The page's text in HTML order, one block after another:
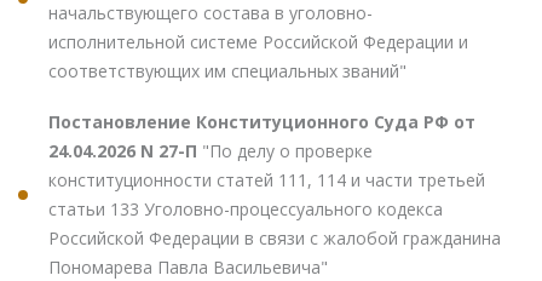
начальствующего состава в уголовно-
исполнительной системе Российской Федерации и
соответствующих им специальных званий"
Постановление Конституционного Суда РФ от
24.04.2026 N 27-П "По делу о проверке
конституционности статей 111, 114 и части третьей
статьи 133 Уголовно-процессуального кодекса
Российской Федерации в связи с жалобой гражданина
Пономарева Павла Васильевича"